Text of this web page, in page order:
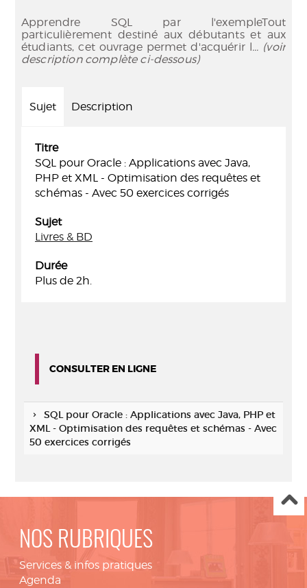
Apprendre SQL par l'exempleTout
particulièrement destiné aux débutants et aux
étudiants, cet ouvrage permet d'acquérir l... (voir
description complète ci-dessous)
Sujet Description
Titre
SQL pour Oracle : Applications avec Java,
PHP et XML - Optimisation des requêtes et
schémas - Avec 50 exercices corrigés
Sujet
Livres & BD
Durée
Plus de 2h.
CONSULTER EN LIGNE
SQL pour Oracle : Applications avec Java, PHP et
XML - Optimisation des requêtes et schémas - Avec
50 exercices corrigés
NOS RUBRIQUES
Services & infos pratiques
Agenda